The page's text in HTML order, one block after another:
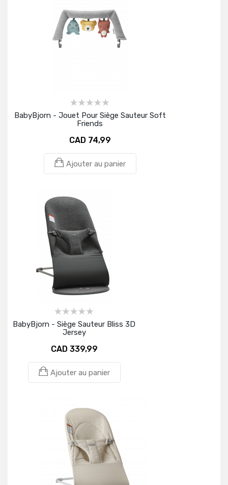
BabyBjorn - Jouet Pour Siège Sauteur Soft
Friends
CAD 74,99
Ajouter au panier
BabyBjorn - Siège Sauteur Bliss 3D
Jersey
CAD 339,99
Ajouter au panier